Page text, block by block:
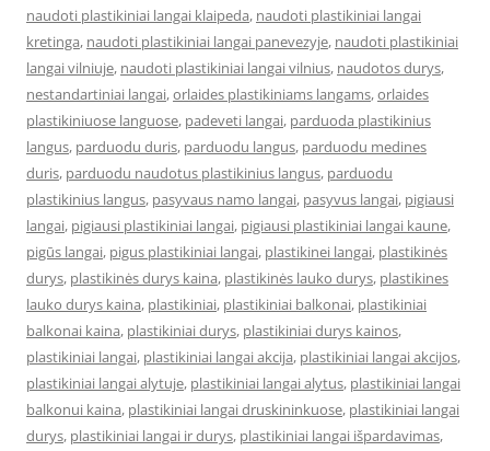
naudoti plastikiniai langai klaipeda, naudoti plastikiniai langai
kretinga, naudoti plastikiniai langai panevezyje, naudoti plastikiniai
langai vilniuje, naudoti plastikiniai langai vilnius, naudotos durys,
nestandartiniai langai,orlaides plastikiniams langams,orlaides
plastikiniuose languose, padeveti langai, parduoda plastikinius
langus, parduodu duris, parduodu langus, parduodu medines
duris, parduodu naudotus plastikinius langus, parduodu
plastikinius langus, pasyvaus namo langai, pasyvus langai, pigiausi
langai, pigiausi plastikiniai langai, pigiausi plastikiniai langai kaune,
pigūs langai, pigus plastikiniai langai, plastikinei langai, plastikinės
durys, plastikinės durys kaina, plastikinės lauko durys, plastikines
lauko durys kaina, plastikiniai, plastikiniai balkonai, plastikiniai
balkonai kaina, plastikiniai durys, plastikiniai durys kainos,
plastikiniai langai, plastikiniai langai akcija, plastikiniai langai akcijos,
plastikiniai langai alytuje, plastikiniai langai alytus, plastikiniai langai
balkonui kaina, plastikiniai langai druskininkuose, plastikiniai langai
durys, plastikiniai langai ir durys, plastikiniai langai išpardavimas,